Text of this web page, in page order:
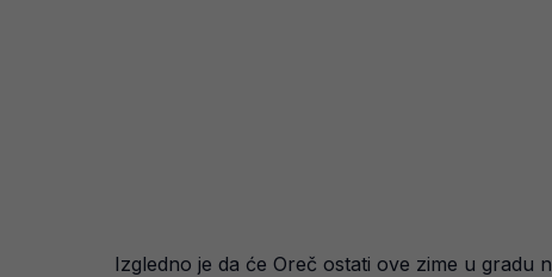
Izgledno je da će Oreč ostati ove zime u gradu